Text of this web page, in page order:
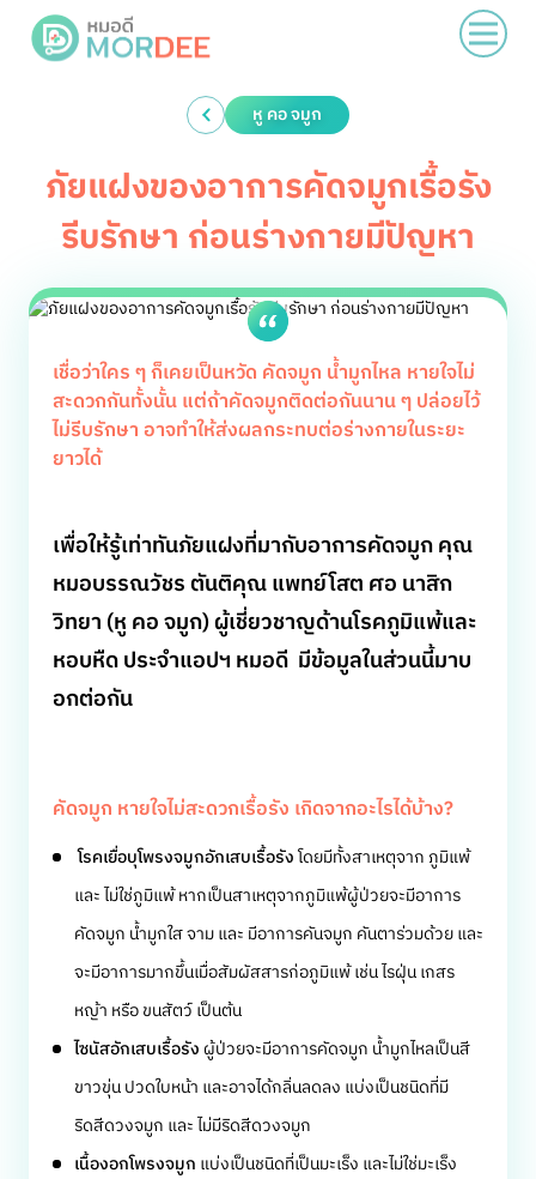
หู คอ จมูก
ภัยแฝงของอาการคัดจมูกเรื้อรัง
รีบรักษา ก่อนร่างกายมีปัญหา
เชื่อว่าใคร ๆ ก็เคยเป็นหวัด คัดจมูก น้ำมูกไหล หายใจไม่
สะดวกกันทั้งนั้น แต่ถ้าคัดจมูกติดต่อกันนาน ๆ ปล่อยไว้
ไม่รีบรักษา อาจทำให้ส่งผลกระทบต่อร่างกายในระยะ
ยาวได้
เพื่อให้รู้เท่าทันภัยแฝงที่มากับอาการคัดจมูก คุณ
หมอบรรณวัชร ตันติคุณ แพทย์โสต ศอ นาสิก
วิทยา (หู คอ จมูก) ผู้เชี่ยวชาญด้านโรคภูมิแพ้และ
หอบหืด ประจำแอปฯ หมอดี มีข้อมูลในส่วนนี้มาบ
อกต่อกัน
คัดจมูก หายใจไม่สะดวกเรื้อรัง เกิดจากอะไรได้บ้าง?
โรคเยื่อบุโพรงจมูกอักเสบเรื้อรังโดยมีทั้งสาเหตุจาก ภูมิแพ้
และ ไม่ใช่ภูมิแพ้ หากเป็นสาเหตุจากภูมิแพ้ผู้ป่วยจะมีอาการ
คัดจมูก น้ำมูกใส จาม และ มีอาการคันจมูก คันตาร่วมด้วย และ
จะมีอาการมากขึ้นเมื่อสัมผัสสารก่อภูมิแพ้ เช่น ไรฝุ่น เกสร
หญ้า หรือ ขนสัตว์ เป็นต้น
ไซนัสอักเสบเรื้อรัง ผู้ป่วยจะมีอาการคัดจมูก น้ำมูกไหลเป็นสี
ขาวขุ่น ปวดใบหน้า และอาจได้กลิ่นลดลง แบ่งเป็นชนิดที่มี
ริดสีดวงจมูก และ ไม่มีริดสีดวงจมูก
เนื้องอกโพรงจมูก แบ่งเป็นชนิดที่เป็นมะเร็ง และไม่ใช่มะเร็ง